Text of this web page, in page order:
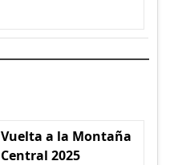
Vuelta a la Montaña
Central 2025